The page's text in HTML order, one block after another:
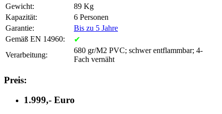
Gewicht:
89 Kg
Kapazität:
6 Personen
Garantie:
Bis zu 5 Jahre
Gemäß EN 14960:
✔
Verarbeitung:
680 gr/M2 PVC; schwer entflammbar; 4-
Fach vernäht
Preis:
1.999,- Euro